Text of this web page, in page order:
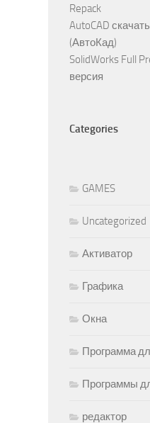
Repack
AutoCAD
(АвтоКад)
SolidWorks Full
версия
Categories
GAMES
Uncategorized
Активатор
Графика
Окна
Программа
Программы
редактор